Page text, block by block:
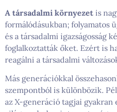
A társadalmi környezet is
formálódásukban; folyamatos
és a társadalmi igazságosság
foglalkoztatták őket. Ezért is
reagálni a társadalmi
Más generációkkal
szempontból is különbözik.
az X-generáció tagjai gyakran